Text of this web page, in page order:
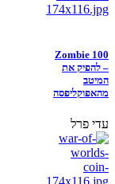
Zombie 100
– להפיק את
המיטב
מהאפוקליפסה
עדי פרל